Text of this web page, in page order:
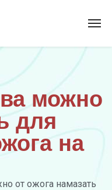
можно
для
на
от ожога намазать